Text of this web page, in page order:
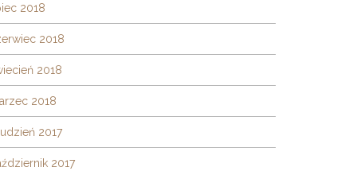
2018
2018
2018
2018
2017
2017